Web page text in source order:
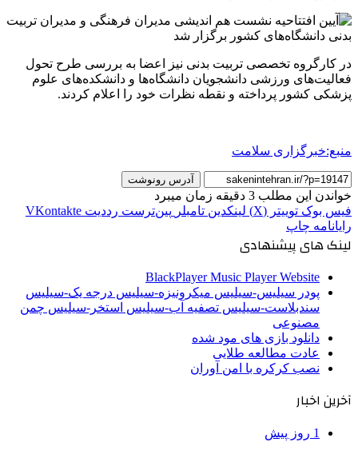
در کارگروه تخصصی تربیت بدنی نیز اعضا به بررسی طرح تحول
فعالیت‌های ورزشی دانشجویان دانشگاه‌ها و دانشکده‌های علوم
پزشکی کشور پرداخته و نقطه نظرات خود را اعلام کردند.
منبع:خبرگزاری سلامت
آدرس رونوشت
خواندن این مطلب 3 دقیقه زمان میبرد
فیس بوک توییتر (X) لینکدین ‫تامبلر ‫پین‌ترست ‫رددیت ‫VKontakte
رایانامه چاپ
لینک های پیشنهادی
BlackPlayer Music Player Website
پودر سیلیس-سیلیس میکرونیزه-سیلیس درجه یک-سیلیس
سندبلاست-سیلیس تصفیه آب-سیلیس استخر-سیلیس چمن
مصنوعی
دانلود بازی های مود شده
عادت مطالعه طلایی
نصب کرکره با امن آوران
آخرین اخبار
1 روز پیش